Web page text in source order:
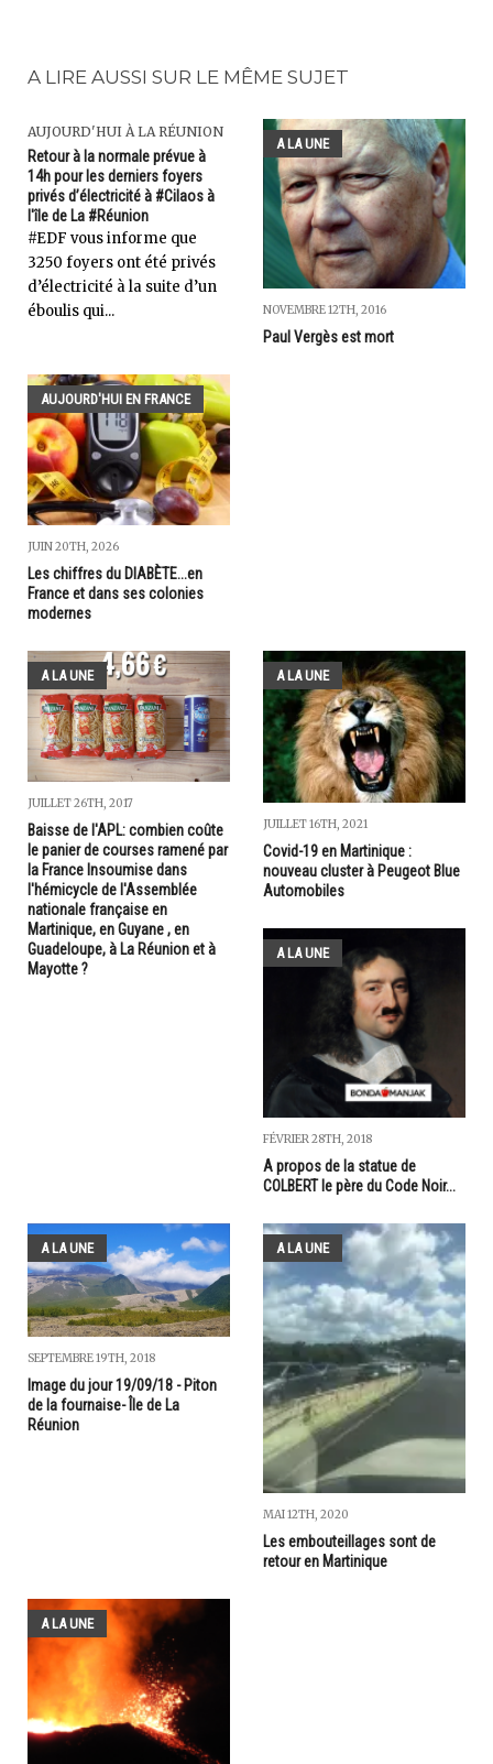
A LIRE AUSSI SUR LE MÊME SUJET
AUJOURD'HUI À LA RÉUNION
Retour à la normale prévue à
14h pour les derniers foyers
privés d’électricité à #Cilaos à
l'île de La #Réunion
#EDF vous informe que
3250 foyers ont été privés
d’électricité à la suite d’un
éboulis qui...
A LA UNE
NOVEMBRE 12TH, 2016
Paul Vergès est mort
AUJOURD'HUI EN FRANCE
JUIN 20TH, 2026
Les chiffres du DIABÈTE...en
France et dans ses colonies
modernes
A LA UNE
JUILLET 26TH, 2017
Baisse de l'APL: combien coûte
le panier de courses ramené par
la France Insoumise dans
l'hémicycle de l'Assemblée
nationale française en
Martinique, en Guyane , en
Guadeloupe, à La Réunion et à
Mayotte ?
A LA UNE
JUILLET 16TH, 2021
Covid-19 en Martinique :
nouveau cluster à Peugeot Blue
Automobiles
A LA UNE
FÉVRIER 28TH, 2018
A propos de la statue de
COLBERT le père du Code Noir...
A LA UNE
SEPTEMBRE 19TH, 2018
Image du jour 19/09/18 - Piton
de la fournaise- Île de La
Réunion
A LA UNE
MAI 12TH, 2020
Les embouteillages sont de
retour en Martinique
A LA UNE